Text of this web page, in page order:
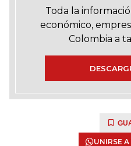
Toda la
económico,
Colombia a
UNIRSE